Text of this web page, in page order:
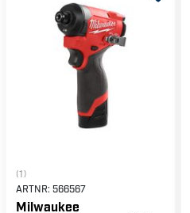
(1)
ARTNR: 566567
Milwaukee